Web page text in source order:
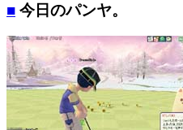
■ 今日のパンヤ。